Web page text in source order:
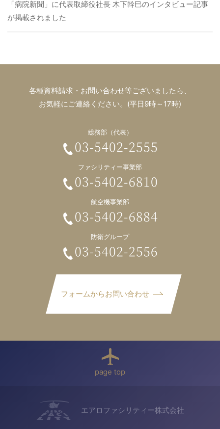
「病院新聞」に代表取締役社長 木下幹巳のインタビュー記事
が掲載されました
各種資料請求・お問い合わせ等ございましたら、
お気軽にご連絡ください。(平日9時～17時)
フォームからお問い合わせ
総務部（代表）
03-5402-2555
ファシリティー事業部
03-5402-6810
航空機事業部
03-5402-6884
防衛グループ
03-5402-2556
page top
エアロファシリティー株式会社